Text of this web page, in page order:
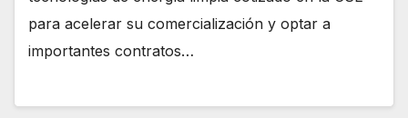
para acelerar su comercialización y optar a
importantes contratos…